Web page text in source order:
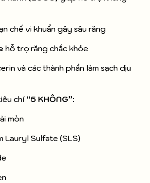
chế vi khuẩn gây sâu răng
hỗ trợ răng chắc khỏe
và các thành phần làm sạch dịu
chí“5 KHÔNG”:
mòn
Lauryl Sulfate (SLS)